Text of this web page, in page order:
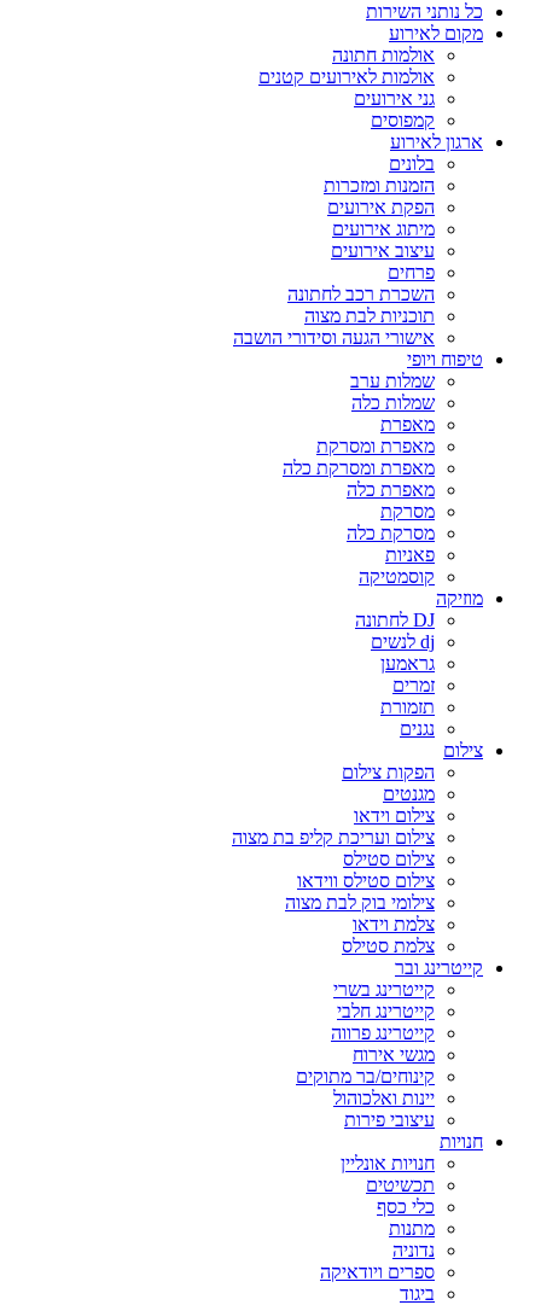
כל נותני השירות
מקום לאירוע
אולמות חתונה
אולמות לאירועים קטנים
גני אירועים
קמפוסים
ארגון לאירוע
בלונים
הזמנות ומזכרות
הפקת אירועים
מיתוג אירועים
עיצוב אירועים
פרחים
השכרת רכב לחתונה
תוכניות לבת מצוה
אישורי הגעה וסידורי הושבה
טיפוח ויופי
שמלות ערב
שמלות כלה
מאפרת
מאפרת ומסרקת
מאפרת ומסרקת כלה
מאפרת כלה
מסרקת
מסרקת כלה
פאניות
קוסמטיקה
מוזיקה
DJ לחתונה
dj לנשים
גראמען
זמרים
תזמורת
נגנים
צילום
הפקות צילום
מגנטים
צילום וידאו
צילום ועריכת קליפ בת מצוה
צילום סטילס
צילום סטילס ווידאו
צילומי בוק לבת מצוה
צלמת וידאו
צלמת סטילס
קייטרינג ובר
קייטרינג בשרי
קייטרינג חלבי
קייטרינג פרווה
מגשי אירוח
קינוחים/בר מתוקים
יינות ואלכוהול
עיצובי פירות
חנויות
חנויות אונליין
תכשיטים
כלי כסף
מתנות
נדוניה
ספרים ויודאיקה
ביגוד